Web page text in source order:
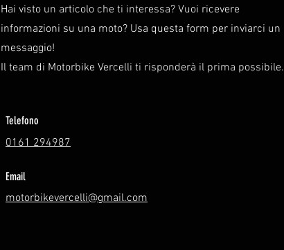
Hai visto un articolo che ti interessa? Vuoi ricevere
informazioni su una moto? Usa questa form per inviarci un
messaggio!
Il team di Motorbike Vercelli ti risponderà il prima possibile.
Telefono
0161 294987
Email
motorbikevercelli@gmail.com